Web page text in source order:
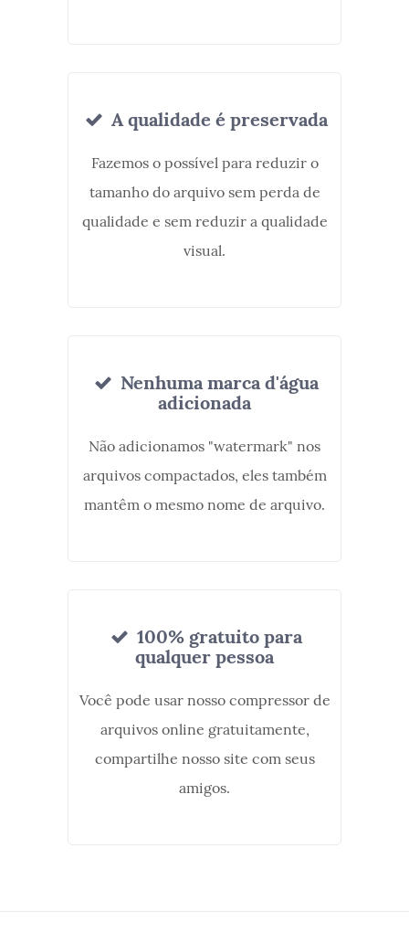
A qualidade é preservada
Fazemos o possível para reduzir o
tamanho do arquivo sem perda de
qualidade e sem reduzir a qualidade
visual.
Nenhuma marca d'água
adicionada
Não adicionamos "watermark" nos
arquivos compactados, eles também
mantêm o mesmo nome de arquivo.
100% gratuito para
qualquer pessoa
Você pode usar nosso compressor de
arquivos online gratuitamente,
compartilhe nosso site com seus
amigos.